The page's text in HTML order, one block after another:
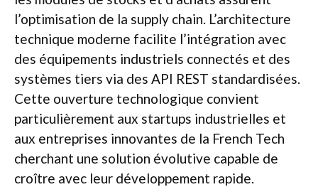
l’optimisation de la supply chain. L’architecture
technique moderne facilite l’intégration avec
des équipements industriels connectés et des
systèmes tiers via des API REST standardisées.
Cette ouverture technologique convient
particulièrement aux startups industrielles et
aux entreprises innovantes de la French Tech
cherchant une solution évolutive capable de
croître avec leur développement rapide.